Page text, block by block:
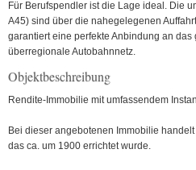
Für Berufspendler ist die Lage ideal. Die
A45) sind über die nahegelegenen
garantiert eine perfekte Anbindung an das
überregionale Autobahnnetz.
Objektbeschreibung
Rendite-Immobilie mit umfassendem
Bei dieser angebotenen Immobilie
das ca. um 1900 errichtet wurde.